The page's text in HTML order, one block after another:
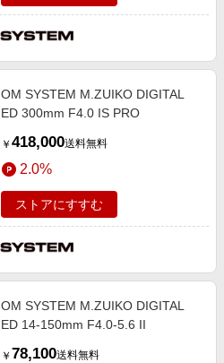
OM SYSTEM M.ZUIKO DIGITAL
ED 300mm F4.0 IS PRO
￥ 418,000送料無料
2.0%
ストアにすすむ
OM SYSTEM M.ZUIKO DIGITAL
ED 14-150mm F4.0-5.6 II
￥ 78,100送料無料